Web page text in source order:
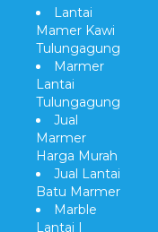
Lantai
Mamer Kawi
Tulungagung
Marmer
Lantai
Tulungagung
Jual
Marmer
Harga Murah
Jual Lantai
Batu Marmer
Marble
Lantai |